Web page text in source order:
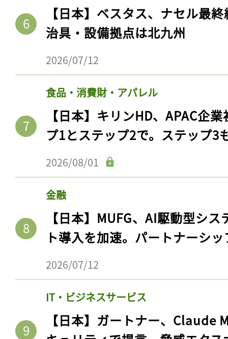
【日本】ベスタス、ナセル最
治具・設備拠点は北九州
2026/07/12
食品・消費財・アパレル
【日本】キリンHD、APAC企
プ1とステップ2で。ステップ3
2026/08/01
金融
【日本】MUFG、AI駆動型シ
ト導入を加速。パートナーシ
2026/07/12
IT・ビジネスサービス
【日本】ガートナー、Claude